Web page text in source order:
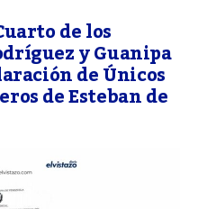
de los
y Guanipa
de Únicos
de Esteban de